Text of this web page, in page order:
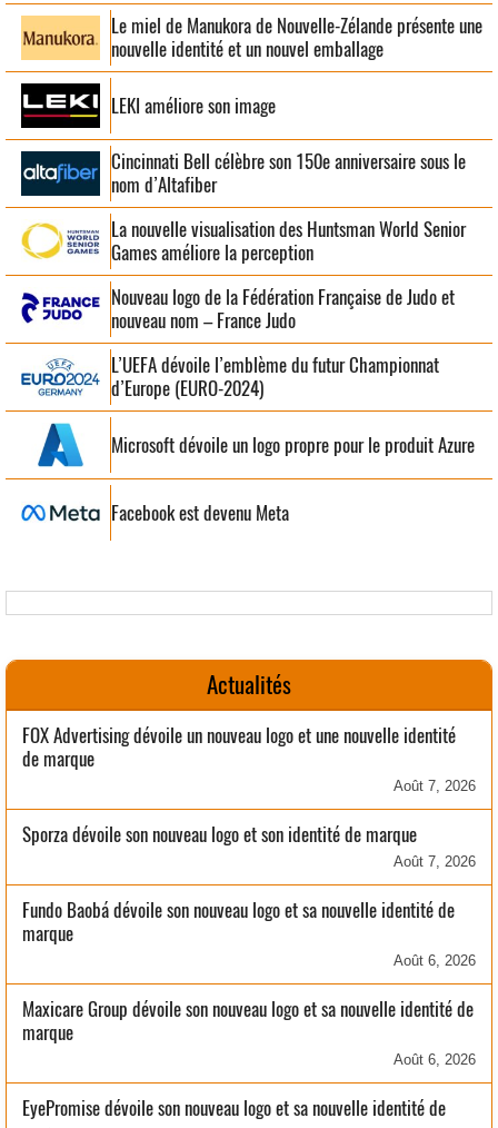
Le miel de Manukora de Nouvelle-Zélande présente une
nouvelle identité et un nouvel emballage
LEKI améliore son image
Cincinnati Bell célèbre son 150e anniversaire sous le
nom d’Altafiber
La nouvelle visualisation des Huntsman World Senior
Games améliore la perception
Nouveau logo de la Fédération Française de Judo et
nouveau nom – France Judo
L’UEFA dévoile l’emblème du futur Championnat
d’Europe (EURO-2024)
Microsoft dévoile un logo propre pour le produit Azure
Facebook est devenu Meta
Actualités
FOX Advertising dévoile un nouveau logo et une nouvelle identité
de marque
Août 7, 2026
Sporza dévoile son nouveau logo et son identité de marque
Août 7, 2026
Fundo Baobá dévoile son nouveau logo et sa nouvelle identité de
marque
Août 6, 2026
Maxicare Group dévoile son nouveau logo et sa nouvelle identité de
marque
Août 6, 2026
EyePromise dévoile son nouveau logo et sa nouvelle identité de